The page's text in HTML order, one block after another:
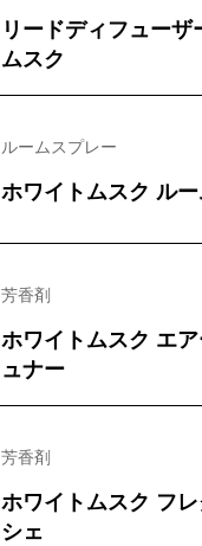
リードディフューザ
ムスク
ルームスプレー
ホワイトムスク ル
芳香剤
ホワイトムスク エ
ュナー
芳香剤
ホワイトムスク フ
シェ